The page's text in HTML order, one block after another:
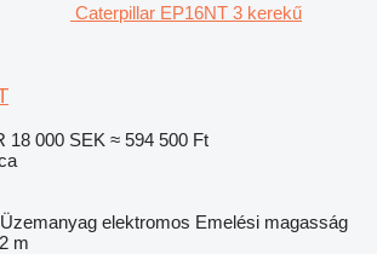
Caterpillar EP16NT 3 kerekű
18 000 SEK ≈ 594 500 Ft
Üzemanyag elektromos Emelési magasság
m